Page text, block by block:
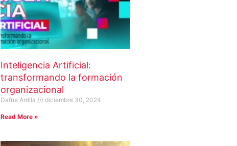
Inteligencia Artificial:
transformando la formación
organizacional
Dafne Ardila diciembre 30, 2024
Read More »